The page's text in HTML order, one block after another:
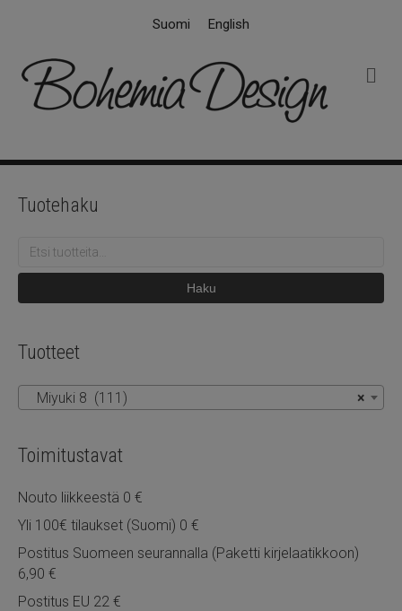
Suomi English
k
Tuotehaku
Etsi:
Haku
Tuotteet
×
Miyuki 8 (111)
Toimitustavat
Nouto liikkeestä 0 €
Yli 100€ tilaukset (Suomi) 0 €
Postitus Suomeen seurannalla (Paketti kirjelaatikkoon)
6,90 €
Postitus EU 22 €